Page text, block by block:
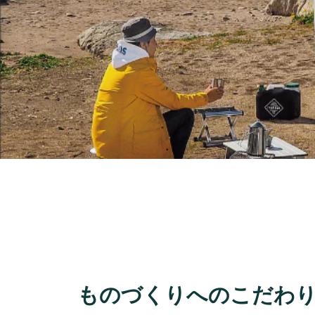
ものづくりへのこだわ